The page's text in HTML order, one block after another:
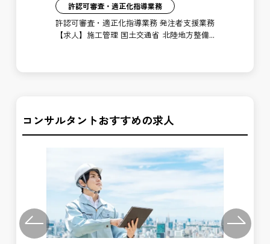
許認可審査・適正化指導業務
許認可審査・適正化指導業務 発注者支援業務
【求人】施工管理 国土交通省 北陸地方整備
コンサルタントおすすめの求人
Previous Next